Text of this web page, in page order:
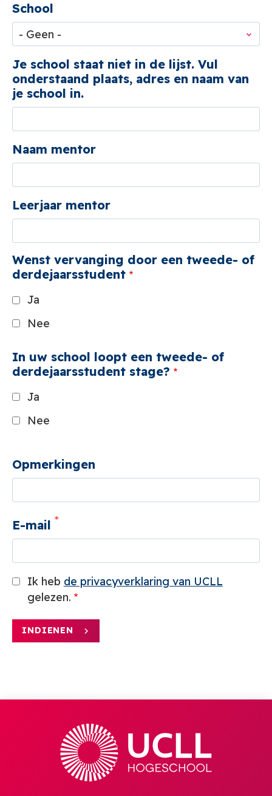
School
Je school staat niet in de lijst. Vul
onderstaand plaats, adres en naam van
je school in.
Naam mentor
Leerjaar mentor
Wenst vervanging door een tweede- of
derdejaarsstudent
Ja
Nee
In uw school loopt een tweede- of
derdejaarsstudent stage?
Ja
Nee
Opmerkingen
E-mail
Ik heb de privacyverklaring van UCLL
gelezen.
INDIENEN